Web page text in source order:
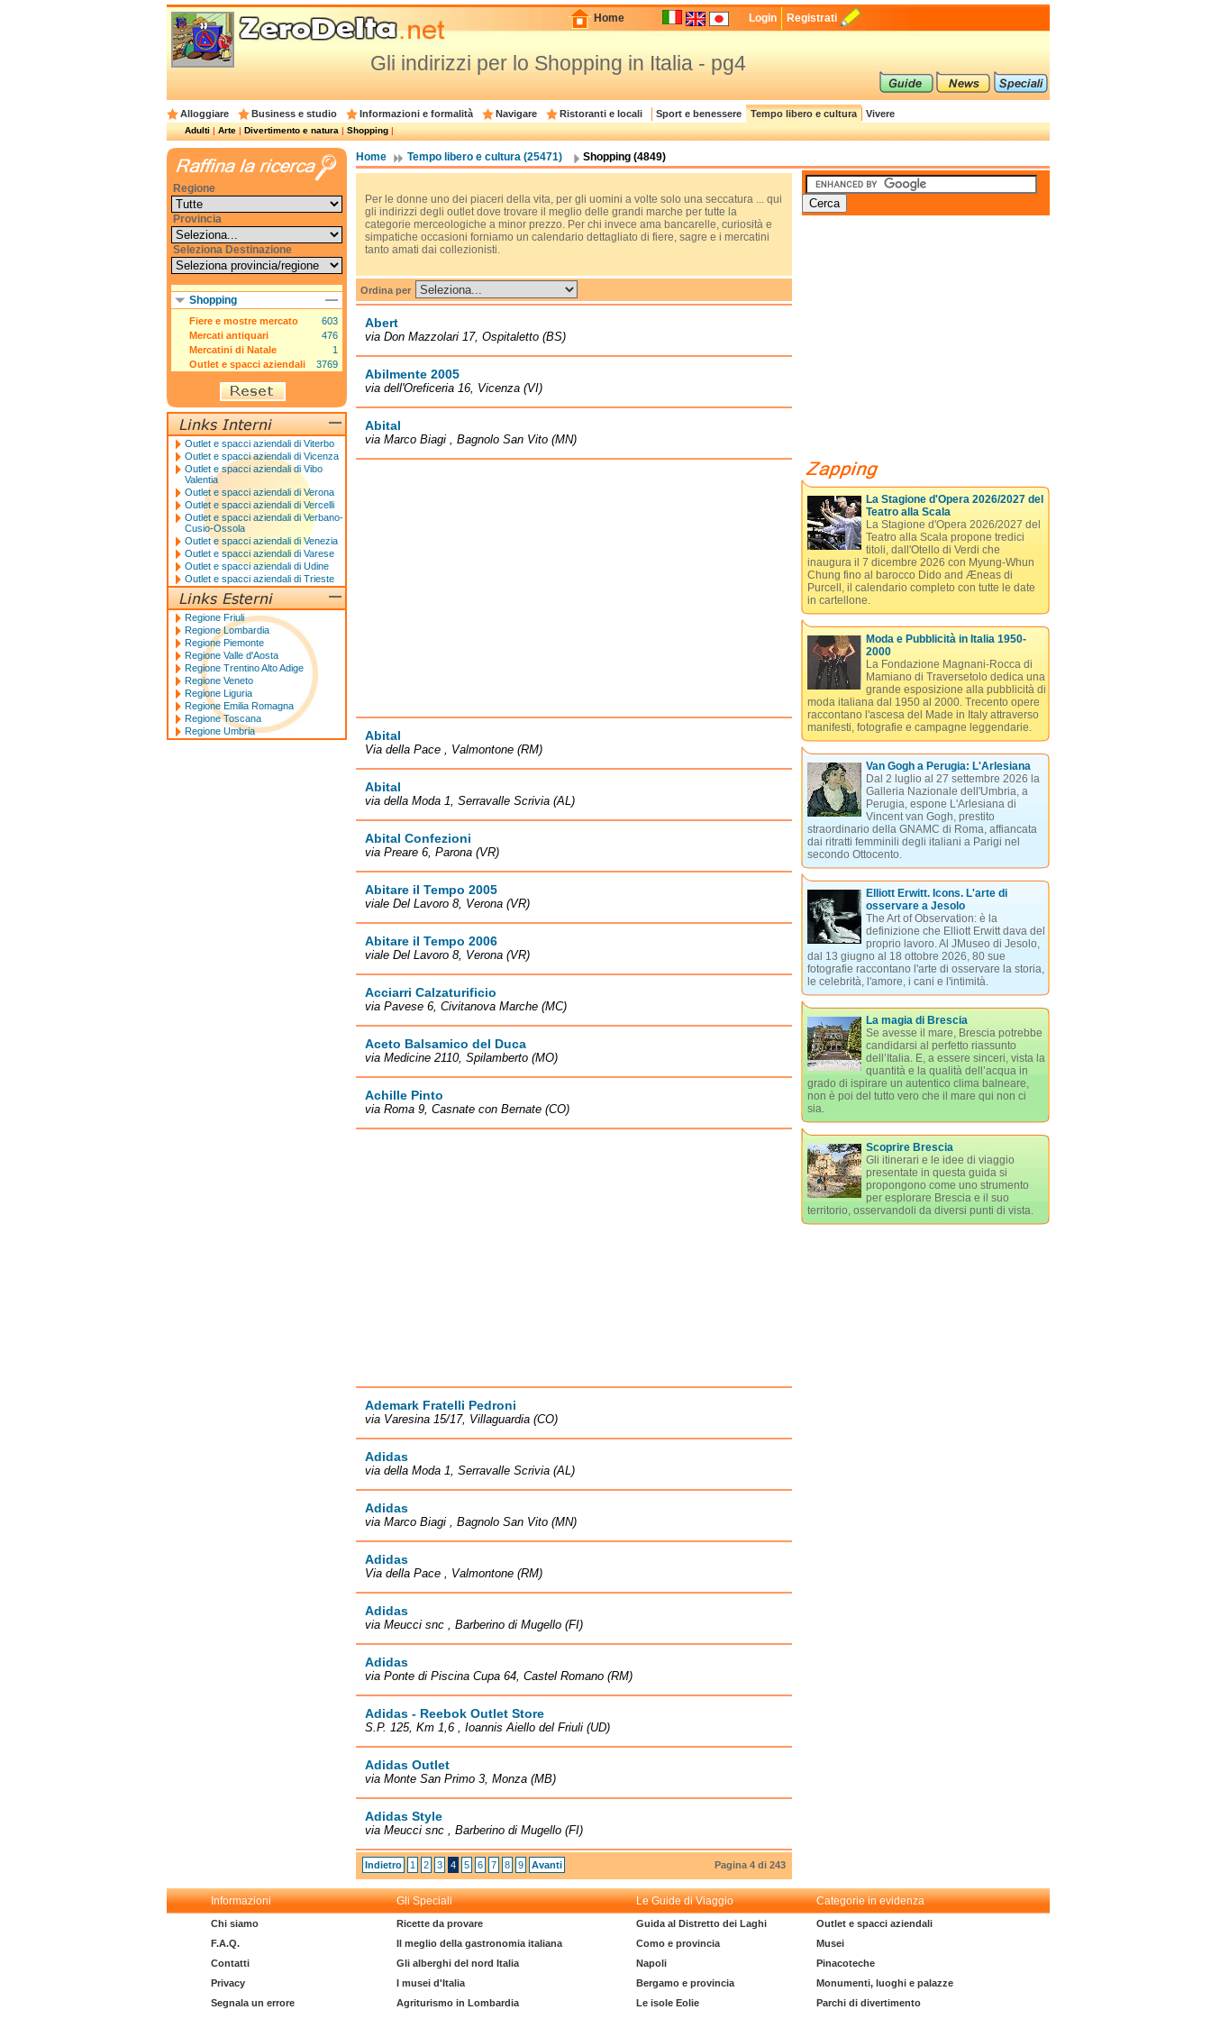
Home Login Registrati
Gli indirizzi per lo Shopping in Italia - pg4
Alloggiare Business e studio Informazioni e formalità Navigare Ristoranti e locali Sport e benessere Tempo libero e cultura Vivere
Adulti|Arte|Divertimento e natura|Shopping|
Home Tempo libero e cultura (25471) Shopping (4849)
Per le donne uno dei piaceri della vita, per gli uomini a volte solo una seccatura ... qui
gli indirizzi degli outlet dove trovare il meglio delle grandi marche per tutte la
categorie merceologiche a minor prezzo. Per chi invece ama bancarelle, curiosità e
simpatiche occasioni forniamo un calendario dettagliato di fiere, sagre e i mercatini
tanto amati dai collezionisti.
Ordina per
Abert
via Don Mazzolari 17, Ospitaletto (BS)
Abilmente 2005
via dell'Oreficeria 16, Vicenza (VI)
Abital
via Marco Biagi , Bagnolo San Vito (MN)
Abital
Via della Pace , Valmontone (RM)
Abital
via della Moda 1, Serravalle Scrivia (AL)
Abital Confezioni
via Preare 6, Parona (VR)
Abitare il Tempo 2005
viale Del Lavoro 8, Verona (VR)
Abitare il Tempo 2006
viale Del Lavoro 8, Verona (VR)
Acciarri Calzaturificio
via Pavese 6, Civitanova Marche (MC)
Aceto Balsamico del Duca
via Medicine 2110, Spilamberto (MO)
Achille Pinto
via Roma 9, Casnate con Bernate (CO)
Ademark Fratelli Pedroni
via Varesina 15/17, Villaguardia (CO)
Adidas
via della Moda 1, Serravalle Scrivia (AL)
Adidas
via Marco Biagi , Bagnolo San Vito (MN)
Adidas
Via della Pace , Valmontone (RM)
Adidas
via Meucci snc , Barberino di Mugello (FI)
Adidas
via Ponte di Piscina Cupa 64, Castel Romano (RM)
Adidas - Reebok Outlet Store
S.P. 125, Km 1,6 , Ioannis Aiello del Friuli (UD)
Adidas Outlet
via Monte San Primo 3, Monza (MB)
Adidas Style
via Meucci snc , Barberino di Mugello (FI)
Indietro 1 2 3 4 5 6 7 8 9 Avanti Pagina 4 di 243
La Stagione d'Opera 2026/2027 del
Teatro alla Scala
La Stagione d'Opera 2026/2027 del
Teatro alla Scala propone tredici
titoli, dall'Otello di Verdi che
inaugura il 7 dicembre 2026 con Myung-Whun
Chung fino al barocco Dido and Æneas di
Purcell, il calendario completo con tutte le date
in cartellone.
Moda e Pubblicità in Italia 1950-
2000
La Fondazione Magnani-Rocca di
Mamiano di Traversetolo dedica una
grande esposizione alla pubblicità di
moda italiana dal 1950 al 2000. Trecento opere
raccontano l'ascesa del Made in Italy attraverso
manifesti, fotografie e campagne leggendarie.
Van Gogh a Perugia: L'Arlesiana
Dal 2 luglio al 27 settembre 2026 la
Galleria Nazionale dell'Umbria, a
Perugia, espone L'Arlesiana di
Vincent van Gogh, prestito
straordinario della GNAMC di Roma, affiancata
dai ritratti femminili degli italiani a Parigi nel
secondo Ottocento.
Elliott Erwitt. Icons. L'arte di
osservare a Jesolo
The Art of Observation: è la
definizione che Elliott Erwitt dava del
proprio lavoro. Al JMuseo di Jesolo,
dal 13 giugno al 18 ottobre 2026, 80 sue
fotografie raccontano l'arte di osservare la storia,
le celebrità, l'amore, i cani e l'intimità.
La magia di Brescia
Se avesse il mare, Brescia potrebbe
candidarsi al perfetto riassunto
dell’Italia. E, a essere sinceri, vista la
quantità e la qualità dell’acqua in
grado di ispirare un autentico clima balneare,
non è poi del tutto vero che il mare qui non ci
sia.
Scoprire Brescia
Gli itinerari e le idee di viaggio
presentate in questa guida si
propongono come uno strumento
per esplorare Brescia e il suo
territorio, osservandoli da diversi punti di vista.
Regione
Provincia
Seleziona Destinazione
Shopping
Fiere e mostre mercato
603
Mercati antiquari
476
Mercatini di Natale
1
Outlet e spacci aziendali
3769
Outlet e spacci aziendali di Viterbo
Outlet e spacci aziendali di Vicenza
Outlet e spacci aziendali di Vibo
Valentia
Outlet e spacci aziendali di Verona
Outlet e spacci aziendali di Vercelli
Outlet e spacci aziendali di Verbano-
Cusio-Ossola
Outlet e spacci aziendali di Venezia
Outlet e spacci aziendali di Varese
Outlet e spacci aziendali di Udine
Outlet e spacci aziendali di Trieste
Regione Friuli
Regione Lombardia
Regione Piemonte
Regione Valle d'Aosta
Regione Trentino Alto Adige
Regione Veneto
Regione Liguria
Regione Emilia Romagna
Regione Toscana
Regione Umbria
Informazioni Gli Speciali Le Guide di Viaggio Categorie in evidenza
Chi siamo
F.A.Q.
Contatti
Privacy
Segnala un errore
Ricette da provare
Il meglio della gastronomia italiana
Gli alberghi del nord Italia
I musei d'Italia
Agriturismo in Lombardia
Guida al Distretto dei Laghi
Como e provincia
Napoli
Bergamo e provincia
Le isole Eolie
Outlet e spacci aziendali
Musei
Pinacoteche
Monumenti, luoghi e palazze
Parchi di divertimento